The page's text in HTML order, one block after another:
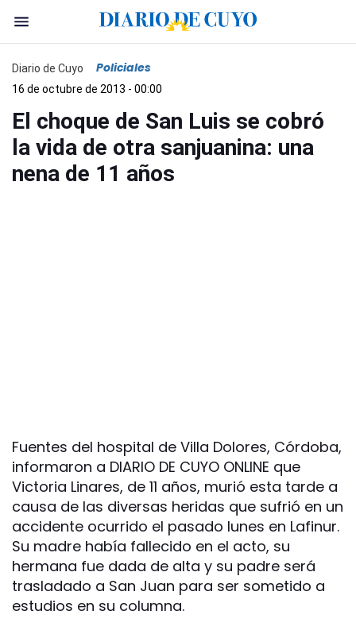
Diario de Cuyo Policiales
16 de octubre de 2013 - 00:00
El choque de San Luis se cobró
la vida de otra sanjuanina: una
nena de 11 años
Fuentes del hospital de Villa Dolores, Córdoba,
informaron a DIARIO DE CUYO ONLINE que
Victoria Linares, de 11 años, murió esta tarde a
causa de las diversas heridas que sufrió en un
accidente ocurrido el pasado lunes en Lafinur.
Su madre había fallecido en el acto, su
hermana fue dada de alta y su padre será
trasladado a San Juan para ser sometido a
estudios en su columna.